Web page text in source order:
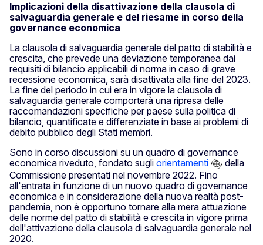
Implicazioni della disattivazione della clausola di
salvaguardia generale e del riesame in corso della
governance economica
La clausola di salvaguardia generale del patto di stabilità e
crescita, che prevede una deviazione temporanea dai
requisiti di bilancio applicabili di norma in caso di grave
recessione economica, sarà disattivata alla fine del 2023.
La fine del periodo in cui era in vigore la clausola di
salvaguardia generale comporterà una ripresa delle
raccomandazioni specifiche per paese sulla politica di
bilancio, quantificate e differenziate in base ai problemi di
debito pubblico degli Stati membri.
Sono in corso discussioni su un quadro di governance
economica riveduto, fondato sugli orientamenti
della
Commissione presentati nel novembre 2022. Fino
all'entrata in funzione di un nuovo quadro di governance
economica e in considerazione della nuova realtà post-
pandemia, non è opportuno tornare alla mera attuazione
delle norme del patto di stabilità e crescita in vigore prima
dell'attivazione della clausola di salvaguardia generale nel
2020.